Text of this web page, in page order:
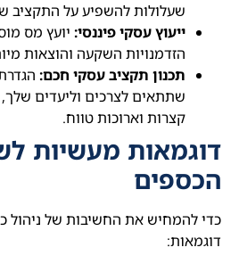
שעלולות להשפיע על התקציב
ייעוץ עסקי פיננסי: יועץ מס
הזדמנויות השקעה והוצאות
תכנון תקציב עסקי חכם:
שתתאים לצרכים וליעדים
קצרות וארוכות טווח.
דוגמאות מעשיות
הכספים
כדי להמחיש את החשיבות של ניהול
דוגמאות: